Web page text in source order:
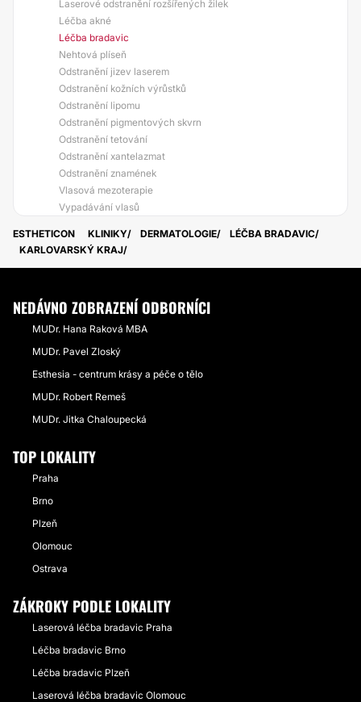
Laserové odstranění rozšířených žilek
Léčba akné
Léčba bradavic
Nehtová plíseň
Odstranění jizev laserem
Odstranění kožních výrůstků
Odstranění lipomu
Odstranění pigmentových skvrn
Odstranění tetování
Odstranění xantelazmat
Odstranění znamének
Vlasová mezoterapie
Vypadávání vlasů
ESTHETICON KLINIKY DERMATOLOGIE
LÉČBA BRADAVIC
KARLOVARSKÝ KRAJ
NEDÁVNO ZOBRAZENÍ ODBORNÍCI
MUDr. Hana Raková MBA
MUDr. Pavel Zloský
Esthesia - centrum krásy a péče o tělo
MUDr. Robert Remeš
MUDr. Jitka Chaloupecká
TOP LOKALITY
Praha
Brno
Plzeň
Olomouc
Ostrava
ZÁKROKY PODLE LOKALITY
Laserová léčba bradavic Praha
Léčba bradavic Brno
Léčba bradavic Plzeň
Laserová léčba bradavic Olomouc